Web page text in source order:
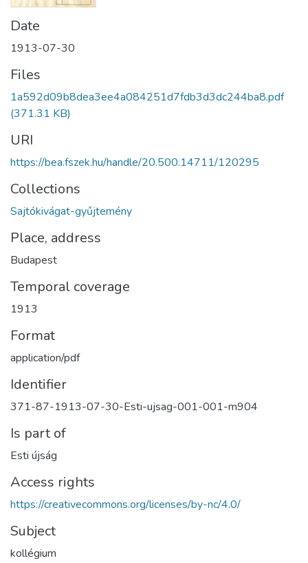
Date
1913-07-30
Files
1a592d09b8dea3ee4a084251d7fdb3d3dc244ba8.pdf
(371.31 KB)
URI
https://bea.fszek.hu/handle/20.500.14711/120295
Collections
Sajtókivágat-gyűjtemény
Place, address
Budapest
Temporal coverage
1913
Format
application/pdf
Identifier
371-87-1913-07-30-Esti-ujsag-001-001-m904
Is part of
Esti újság
Access rights
https://creativecommons.org/licenses/by-nc/4.0/
Subject
kollégium